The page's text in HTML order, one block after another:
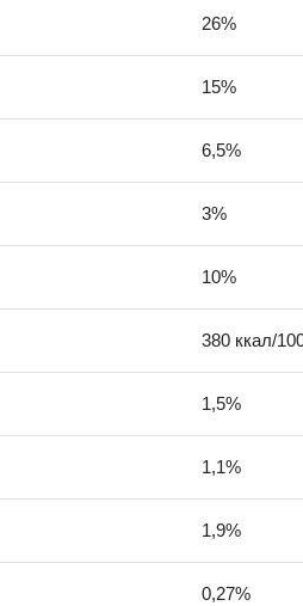
26%
15%
6,5%
3%
10%
380 ккал/
1,5%
1,1%
1,9%
0,27%